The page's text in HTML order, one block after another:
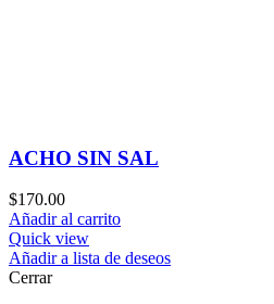
ACHO SIN SAL
$170.00
Añadir al carrito
Quick view
Añadir a lista de deseos
Cerrar